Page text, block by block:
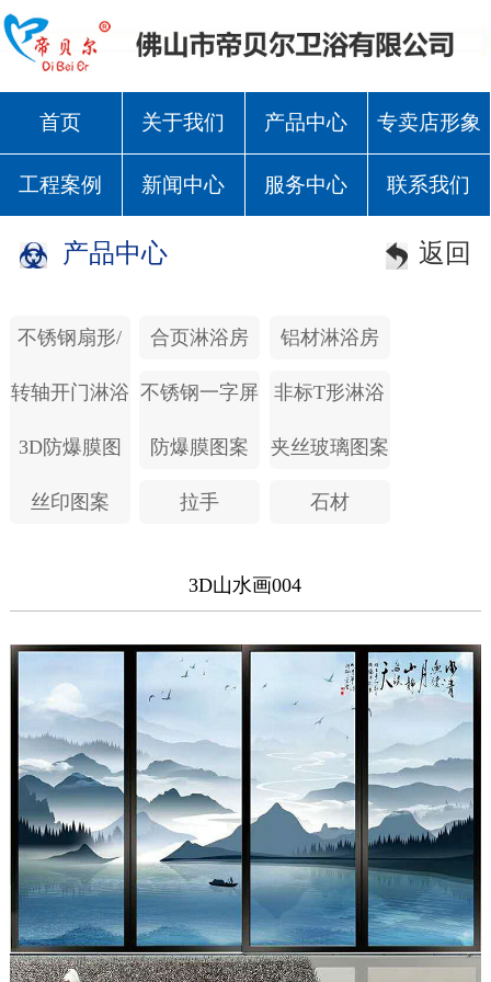
首页 关于我们 产品中心 专卖店形象
工程案例 新闻中心 服务中心 联系我们
产品中心 返回
不锈钢扇形/
方形/钻石形
合页淋浴房 铝材淋浴房
转轴开门淋浴
房
不锈钢一字屏
风
非标T形淋浴
房
3D防爆膜图
案
防爆膜图案 夹丝玻璃图案
丝印图案 拉手 石材
3D山水画004